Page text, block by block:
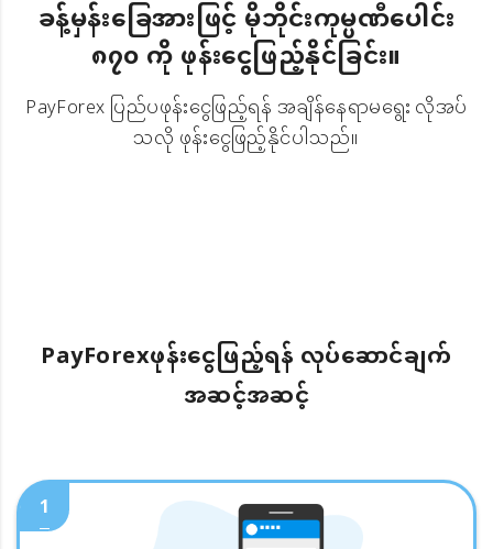
ခန့်မှန်းခြေအားဖြင့် မိုဘိုင်းကုမ္ပဏီပေါင်း
၈၇၀ ကို ဖုန်းငွေဖြည့်နိုင်ခြင်း။
PayForex ပြည်ပဖုန်းငွေဖြည့်ရန် အချိန်နေရာမရွေး လိုအပ်
သလို ဖုန်းငွေဖြည့်နိုင်ပါသည်။
PayForexဖုန်းငွေဖြည့်ရန် လုပ်ဆောင်ချက်
အဆင့်အဆင့်
1